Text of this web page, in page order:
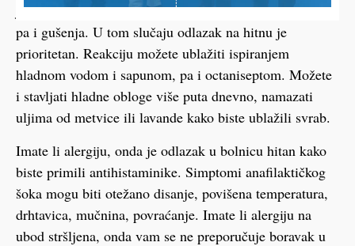
jesu ubodi u području grla i vrata zbog otežanja disanja
pa i gušenja. U tom slučaju odlazak na hitnu je
prioritetan. Reakciju možete ublažiti ispiranjem
hladnom vodom i sapunom, pa i octaniseptom. Možete
i stavljati hladne obloge više puta dnevno, namazati
uljima od metvice ili lavande kako biste ublažili svrab.
Imate li alergiju, onda je odlazak u bolnicu hitan kako
biste primili antihistaminike. Simptomi anafilaktičkog
šoka mogu biti otežano disanje, povišena temperatura,
drhtavica, mučnina, povraćanje. Imate li alergiju na
ubod stršljena, onda vam se ne preporučuje boravak u